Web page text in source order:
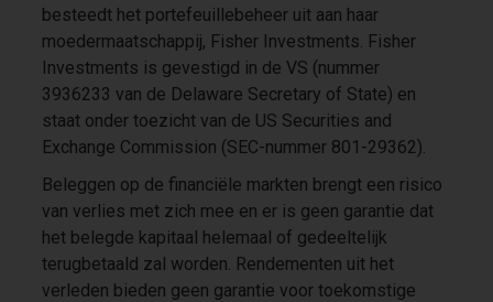
besteedt het portefeuillebeheer uit aan haar
moedermaatschappij, Fisher Investments. Fisher
Investments is gevestigd in de VS (nummer
3936233 van de Delaware Secretary of State) en
staat onder toezicht van de US Securities and
Exchange Commission (SEC-nummer 801-29362).
Beleggen op de financiële markten brengt een risico
van verlies met zich mee en er is geen garantie dat
het belegde kapitaal helemaal of gedeeltelijk
terugbetaald zal worden. Rendementen uit het
verleden bieden geen garantie voor toekomstige